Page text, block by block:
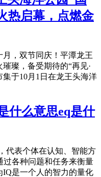
热启幕，点燃金
月，双节同庆！平潭龙王
璨，备受期待的“再见·
于10月1日在龙王头海洋
什么意思eq是什
代表个体在认知、智能方
过各种问题和任务来衡量
是一个人的智力的量化